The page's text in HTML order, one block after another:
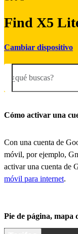
Find X5
Cambiar dispositivo
¿qué buscas?
Cómo activar una
Con una cuenta de
móvil, por ejemplo,
activar una cuenta de
móvil para internet.
Pie de página, mapa